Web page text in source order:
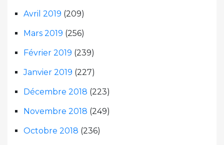
Avril 2019 (209)
Mars 2019 (256)
Février 2019 (239)
Janvier 2019 (227)
Décembre 2018 (223)
Novembre 2018 (249)
Octobre 2018 (236)